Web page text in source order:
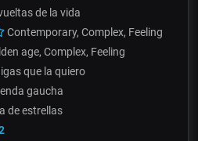
de la vida
Contemporary, Complex, Feeling
age, Complex, Feeling
que la quiero
gaucha
de estrellas